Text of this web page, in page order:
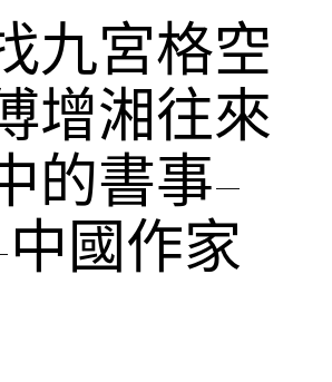
九宮格空
增湘往來
的書事–
國作家